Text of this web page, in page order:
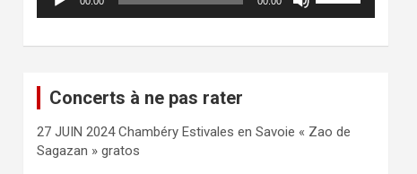
ou
audio
haut/bas
le
Concerts à ne pas rater
27 JUIN 2024 Chambéry Estivales en Savoie « Zao de
Sagazan » gratos